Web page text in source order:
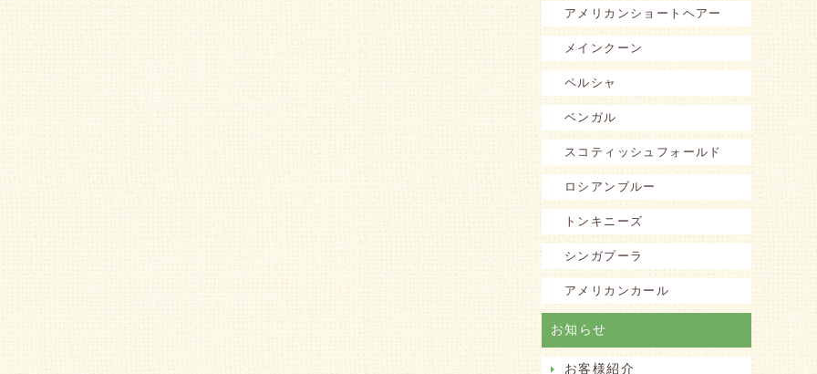
アメリカンショートヘアー
メインクーン
ペルシャ
ベンガル
スコティッシュフォールド
ロシアンブルー
トンキニーズ
シンガプーラ
アメリカンカール
お知らせ
お客様紹介